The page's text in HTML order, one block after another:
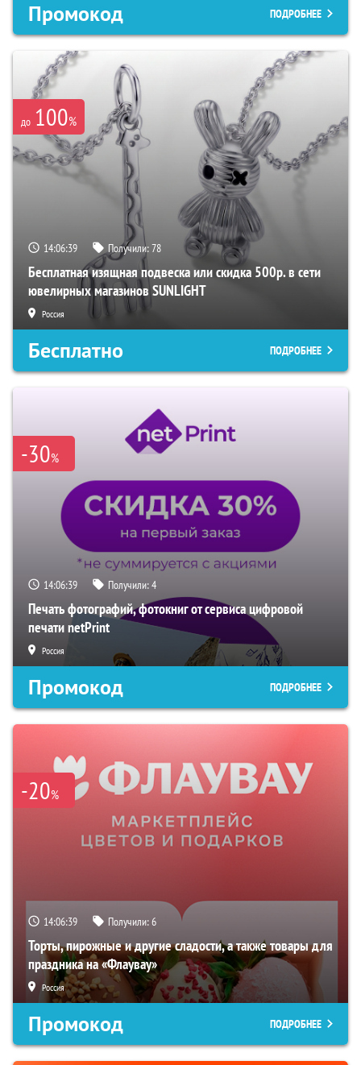
Промокод ПОДРОБНЕЕ
до 100%
14:06:38 Получили:78
Бесплатная изящная подвеска или скидка 500р. в сети
ювелирных магазинов SUNLIGHT
Россия
Бесплатно ПОДРОБНЕЕ
-30%
14:06:38 Получили:4
Печать фотографий, фотокниг от сервиса цифровой
печати netPrint
Россия
Промокод ПОДРОБНЕЕ
-20%
14:06:38 Получили:6
Торты, пирожные и другие сладости, а также товары для
праздника на «Флаувау»
Россия
Промокод ПОДРОБНЕЕ